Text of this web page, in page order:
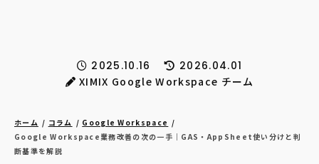
2025.10.16
2026.04.01
XIMIX Google Workspace チーム
ホーム コラム
Google Workspace
Google Workspace業務改善の次の一手｜GAS・AppSheet使い分けと判
断基準を解説